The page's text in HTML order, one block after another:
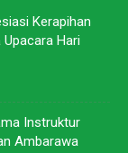
Kerapihan
Hari
Instruktur
Ambarawa